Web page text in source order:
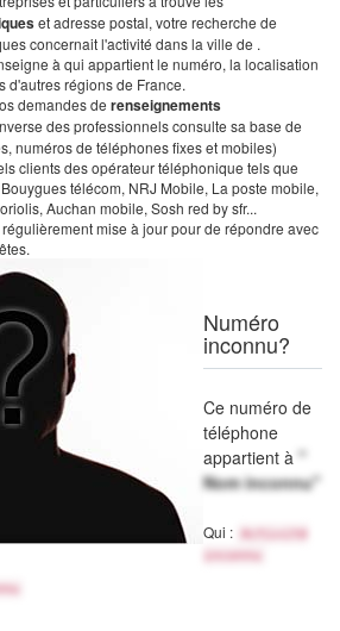
et adresse postal, votre recherche de
concernait l'activité dans la ville de .
à qui appartient le numéro, la localisation
d'autres régions de France.
demandes de renseignements
des professionnels consulte sa base de
numéros de téléphones fixes et mobiles)
clients des opérateur téléphonique tels que
télécom, NRJ Mobile, La poste mobile,
Auchan mobile, Sosh red by sfr...
mise à jour pour de répondre avec
Numéro
inconnu?
Ce numéro de
téléphone
appartient à "
Nom inconnu"
Qui :
Activité
inconnu